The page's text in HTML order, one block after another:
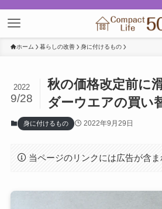
ホーム 暮らしの改善 身に付けるもの
秋の価格改定前に
ダーウエアの買い
2022
9/28
身に付けるもの 2022年9月29日
当ページのリンクには広告が含ま